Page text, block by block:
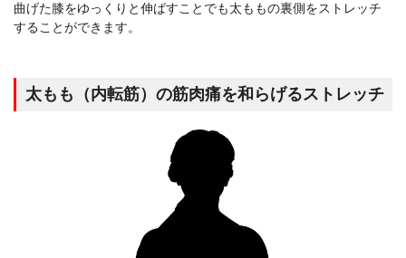
曲げた膝をゆっくりと伸ばすことでも太ももの裏側をストレッチ
することができます。
太もも（内転筋）の筋肉痛を和らげるストレッチ